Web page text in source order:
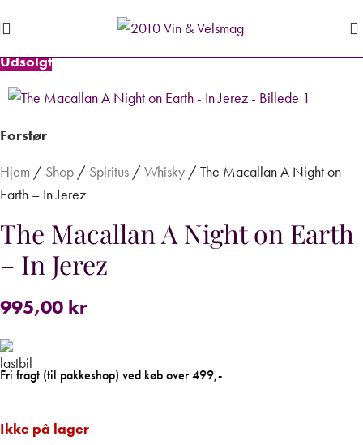
Udsolgt
Forstør
Hjem / Shop / Spiritus / Whisky / The Macallan A Night on
Earth – In Jerez
The Macallan A Night on Earth
– In Jerez
995,00 kr
Fri fragt (til pakkeshop) ved køb over 499,-
Ikke på lager